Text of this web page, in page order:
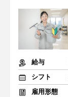
給与
シフト
雇用形態